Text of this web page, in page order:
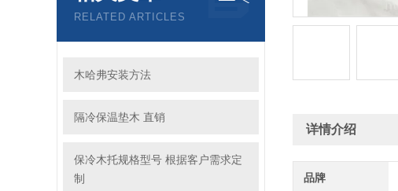
RELATED ARTICLES
木哈弗安装方法
隔冷保温垫木 直销
保冷木托规格型号 根据客户需求定
制
详情介绍
品牌